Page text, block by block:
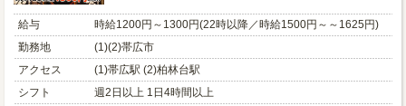
給与
時給1200円～1300円(22時以降／時給1500円～～1625円)
勤務地
(1)(2)帯広市
アクセス
(1)帯広駅 (2)柏林台駅
シフト
週2日以上 1日4時間以上